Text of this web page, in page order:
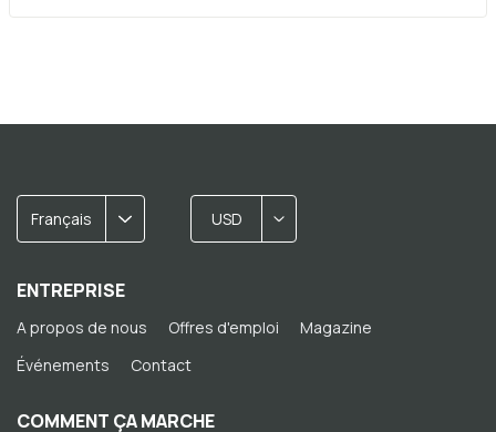
Français USD
ENTREPRISE
A propos de nous Offres d'emploi
Magazine
Événements
Contact
COMMENT ÇA MARCHE